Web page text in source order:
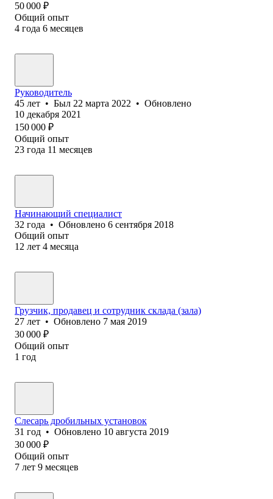
50 000 ₽
Общий опыт
4 года 6 месяцев
Руководитель
45 лет • Был 22 марта 2022 • Обновлено
10 декабря 2021
150 000 ₽
Общий опыт
23 года 11 месяцев
Начинающий специалист
32 года • Обновлено 6 сентября 2018
Общий опыт
12 лет 4 месяца
Грузчик, продавец и сотрудник склада (зала)
27 лет • Обновлено 7 мая 2019
30 000 ₽
Общий опыт
1 год
Слесарь дробильных установок
31 год • Обновлено 10 августа 2019
30 000 ₽
Общий опыт
7 лет 9 месяцев